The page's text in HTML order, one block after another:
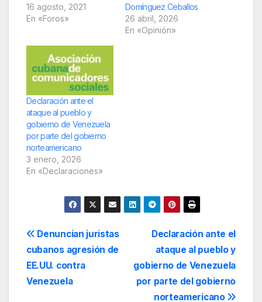
16 agosto, 2021
En «Foros»
Domínguez Ceballos
26 abril, 2026
En «Opinión»
Declaración ante el
ataque al pueblo y
gobierno de Venezuela
por parte del gobierno
norteamericano
3 enero, 2026
En «Declaraciones»
Navegación
de
entradas
Declaración ante el
ataque al pueblo y
gobierno de Venezuela
por parte del gobierno
norteamericano
Denuncian juristas
cubanos agresión de
EE.UU. contra
Venezuela